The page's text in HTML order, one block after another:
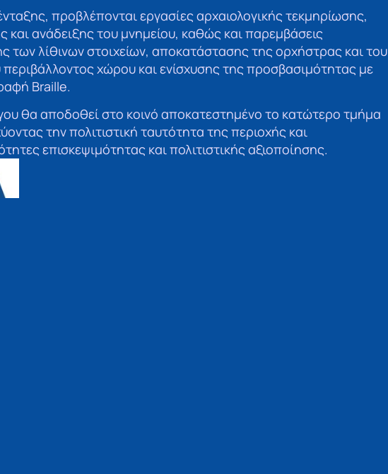
προβλέπονται εργασίες αρχαιολογικής τεκμηρίωσης,
ανάδειξης του μνημείου, καθώς και παρεμβάσεις
των λίθινων στοιχείων, αποκατάστασης της ορχήστρας και του
χώρου και ενίσχυσης της προσβασιμότητας με
Braille.
θα αποδοθεί στο κοινό αποκατεστημένο το κατώτερο τμήμα
την πολιτιστική ταυτότητα της περιοχής και
επισκεψιμότητας και πολιτιστικής αξιοποίησης.